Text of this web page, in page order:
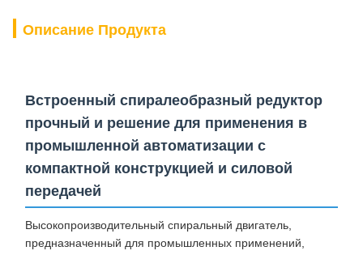
Описание Продукта
Встроенный спиралеобразный редуктор
прочный и решение для применения в
промышленной автоматизации с
компактной конструкцией и силовой
передачей
Высокопроизводительный спиральный двигатель,
предназначенный для промышленных применений,